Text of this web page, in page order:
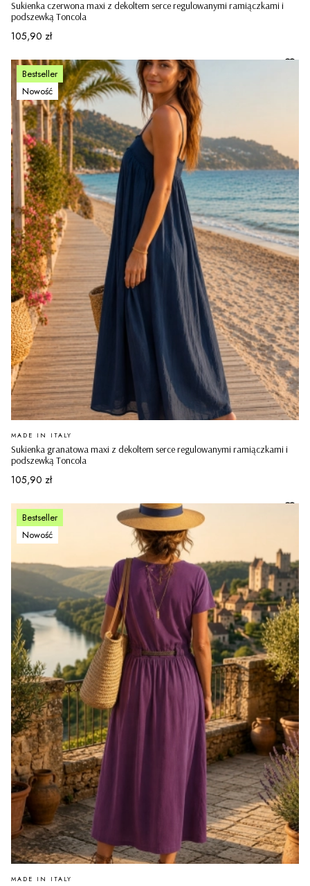
Sukienka czerwona maxi z dekoltem serce regulowanymi ramiączkami i
podszewką Toncola
Cena
105,90 zł
Bestseller
Nowość
Sukienka granatowa maxi z dekoltem serce regulowanymi ramiączkami i
podszewką Toncola
PRODUCENT
MADE IN ITALY
Cena
105,90 zł
Bestseller
Nowość
PRODUCENT
MADE IN ITALY